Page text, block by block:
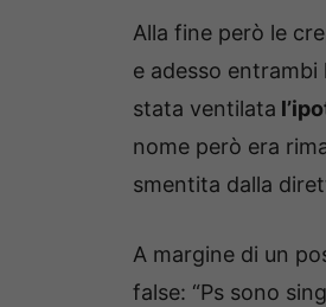
Alla fine però le
e adesso
stata ventilata
nome però era
smentita dalla
A margine di un
false: “Ps sono